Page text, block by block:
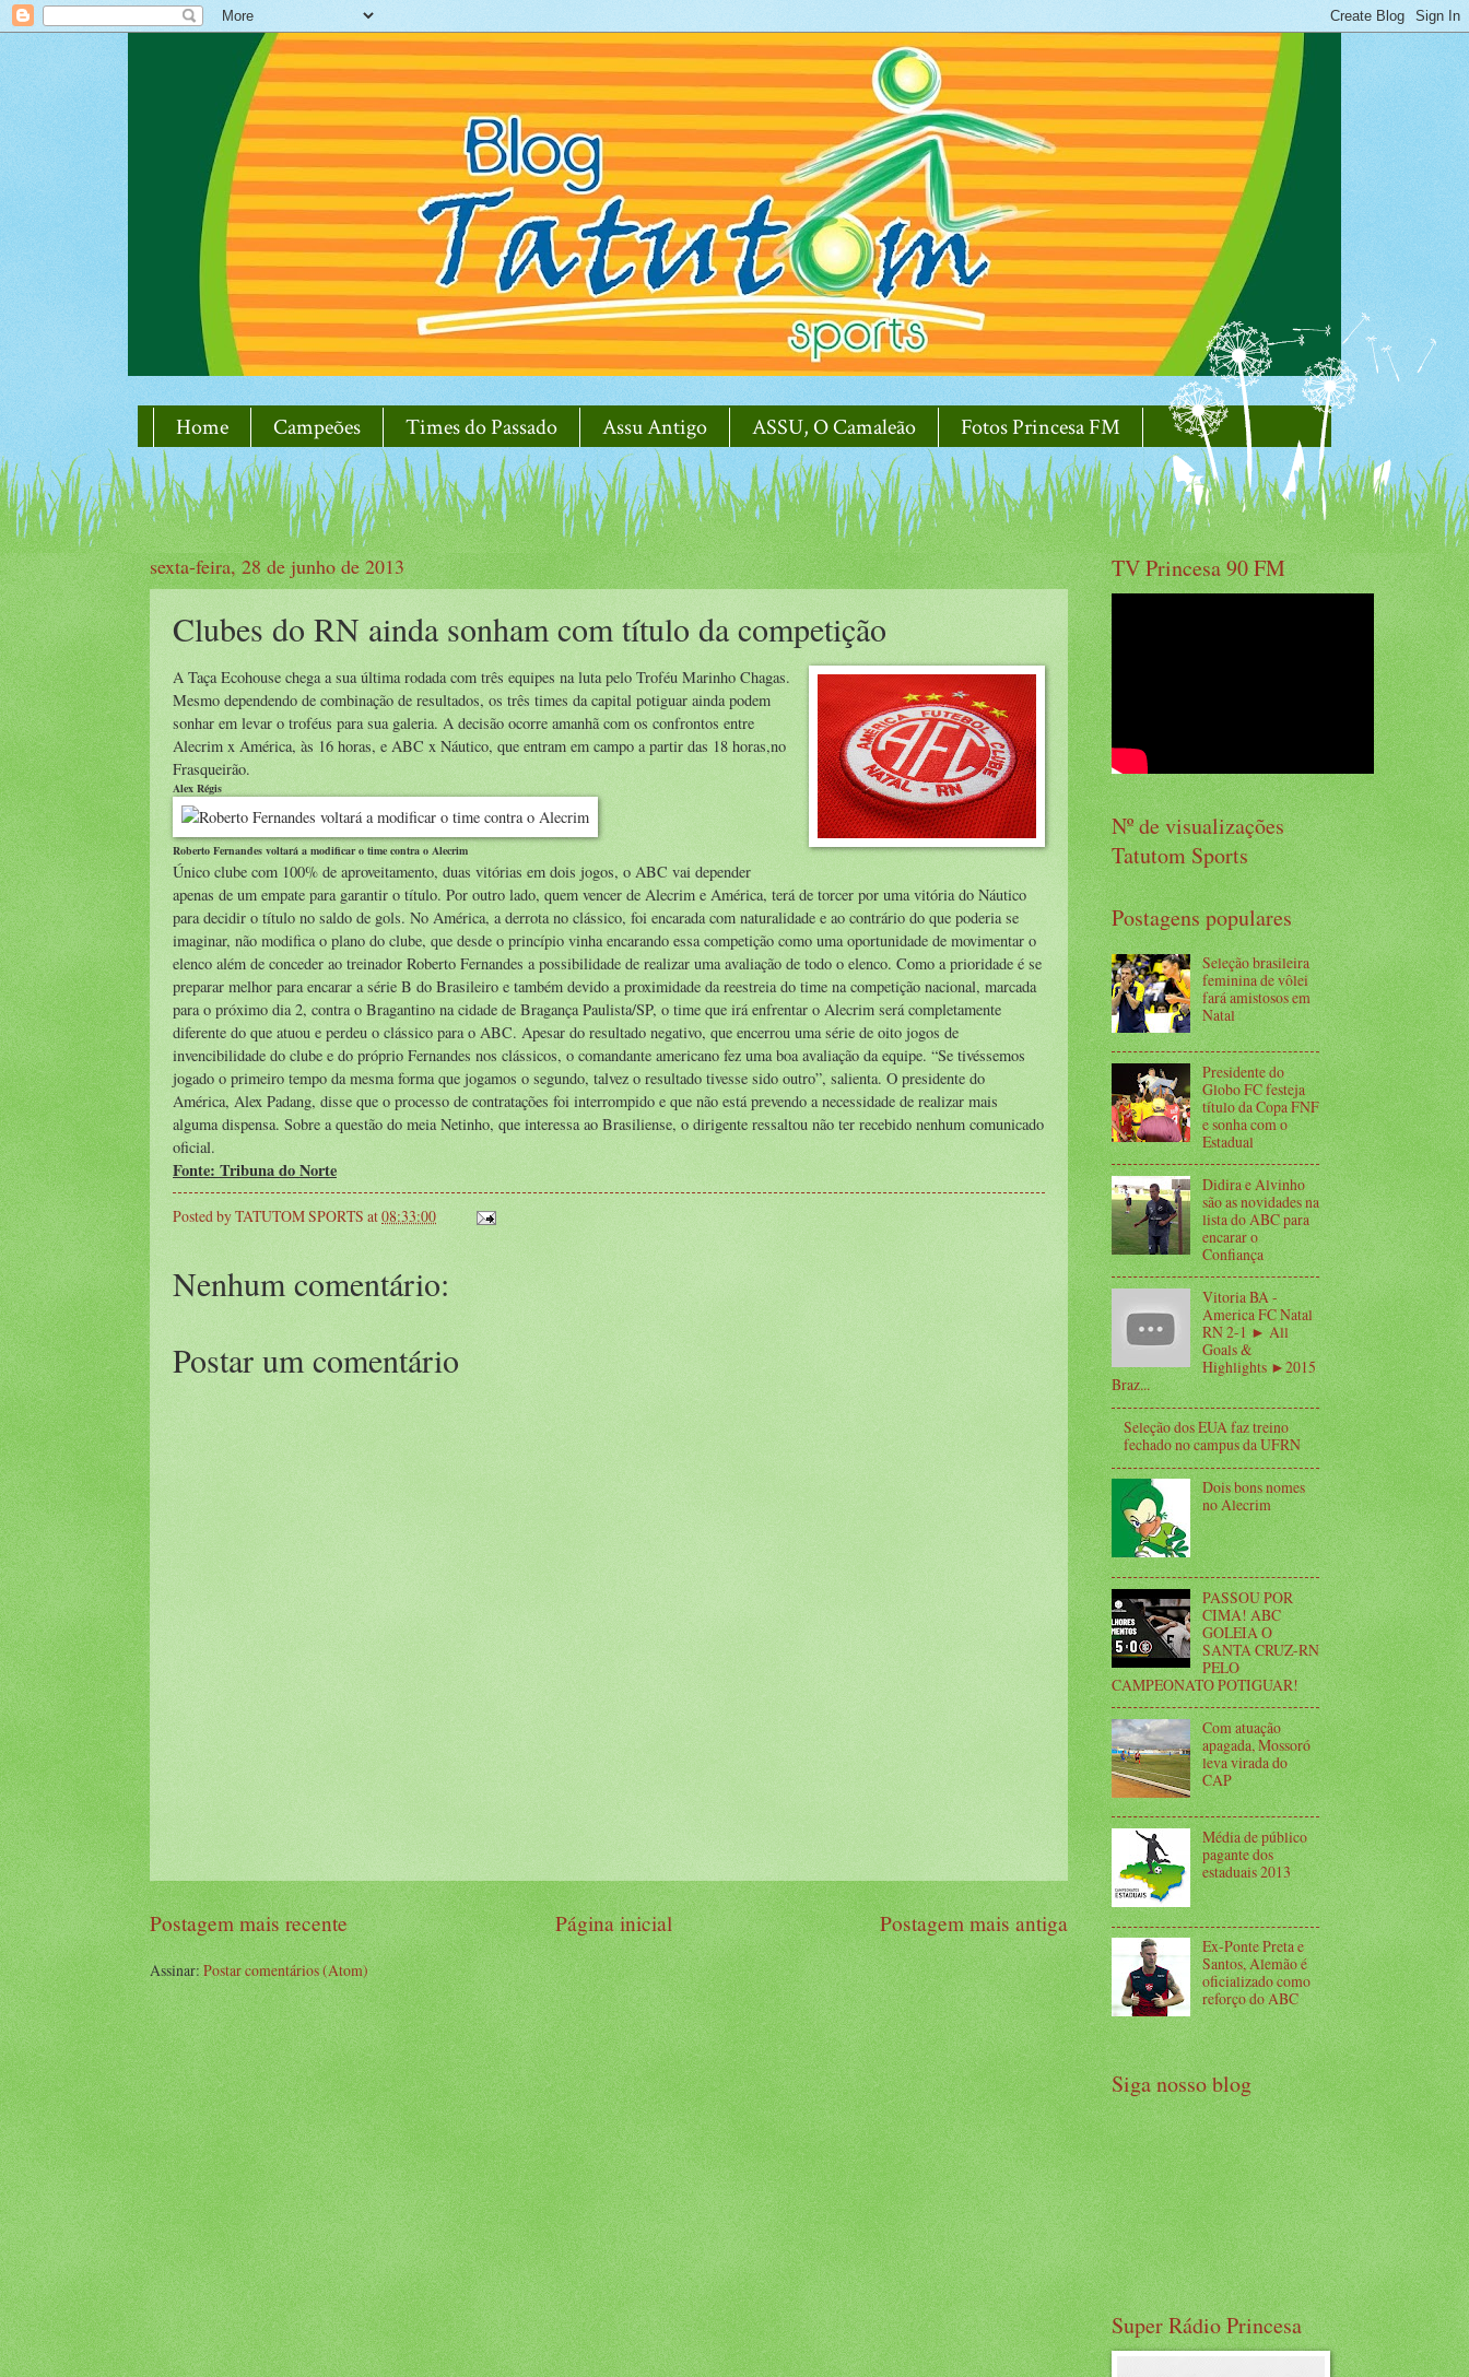
Home Campeões Times do Passado Assu Antigo ASSU, O Camaleão Fotos Princesa FM
sexta-feira, 28 de junho de 2013
Clubes do RN ainda sonham com título da competição
A Taça Ecohouse chega a sua última rodada com três equipes na luta pelo Troféu Marinho Chagas.
Mesmo dependendo de combinação de resultados, os três times da capital potiguar ainda podem
sonhar em levar o troféus para sua galeria. A decisão ocorre amanhã com os confrontos entre
Alecrim x América, às 16 horas, e ABC x Náutico, que entram em campo a partir das 18 horas,no
Frasqueirão.
Alex Régis
Roberto Fernandes voltará a modificar o time contra o Alecrim
Único clube com 100% de aproveitamento, duas vitórias em dois jogos, o ABC vai depender
apenas de um empate para garantir o título. Por outro lado, quem vencer de Alecrim e América, terá de torcer por uma vitória do Náutico
para decidir o título no saldo de gols. No América, a derrota no clássico, foi encarada com naturalidade e ao contrário do que poderia se
imaginar, não modifica o plano do clube, que desde o princípio vinha encarando essa competição como uma oportunidade de movimentar o
elenco além de conceder ao treinador Roberto Fernandes a possibilidade de realizar uma avaliação de todo o elenco. Como a prioridade é se
preparar melhor para encarar a série B do Brasileiro e também devido a proximidade da reestreia do time na competição nacional, marcada
para o próximo dia 2, contra o Bragantino na cidade de Bragança Paulista/SP, o time que irá enfrentar o Alecrim será completamente
diferente do que atuou e perdeu o clássico para o ABC. Apesar do resultado negativo, que encerrou uma série de oito jogos de
invencibilidade do clube e do próprio Fernandes nos clássicos, o comandante americano fez uma boa avaliação da equipe. “Se tivéssemos
jogado o primeiro tempo da mesma forma que jogamos o segundo, talvez o resultado tivesse sido outro”, salienta. O presidente do
América, Alex Padang, disse que o processo de contratações foi interrompido e que não está prevendo a necessidade de realizar mais
alguma dispensa. Sobre a questão do meia Netinho, que interessa ao Brasiliense, o dirigente ressaltou não ter recebido nenhum comunicado
oficial.
Fonte: Tribuna do Norte
Posted byTATUTOM SPORTS at08:33:00
Nenhum comentário:
Postar um comentário
Postagem mais recente Postagem mais antiga
Página inicial
Assinar:Postar comentários (Atom)
TV Princesa 90 FM
Nº de visualizações
Tatutom Sports
Postagens populares
Seleção brasileira
feminina de vôlei
fará amistosos em
Natal
Presidente do
Globo FC festeja
título da Copa FNF
e sonha com o
Estadual
Didira e Alvinho
são as novidades na
lista do ABC para
encarar o
Confiança
Vitoria BA -
America FC Natal
RN 2-1 ► All
Goals &
Highlights ►2015
Braz...
Seleção dos EUA faz treino
fechado no campus da UFRN
Dois bons nomes
no Alecrim
PASSOU POR
CIMA! ABC
GOLEIA O
SANTA CRUZ-RN
PELO
CAMPEONATO POTIGUAR!
Com atuação
apagada, Mossoró
leva virada do
CAP
Média de público
pagante dos
estaduais 2013
Ex-Ponte Preta e
Santos, Alemão é
oficializado como
reforço do ABC
Siga nosso blog
Super Rádio Princesa